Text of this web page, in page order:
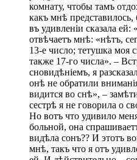
комнату, чтобы тамъ
какъ мнѣ представилось,
въ удивленіи сказала
отвѣчаетъ мнѣ: «нѣтъ,
13-е число; тетушка моя
также 17-го числа». –
сновидѣніемъ, я
онѣ не обратили
видится во снѣ», –
сестрѣ я не говорила о
Но вотъ что удивило
больной, она
видѣла сонъ?? И этотъ
мнѣ, такъ что я отъ